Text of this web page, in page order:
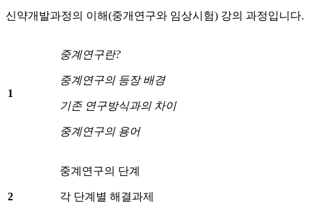
신약개발과정의 이해(중개연구와 임상시험) 강의 과정입니다.
1
중계연구란?
중계연구의 등장 배경
기존 연구방식과의 차이
중계연구의 용어
2
중계연구의 단계
각 단계별 해결과제